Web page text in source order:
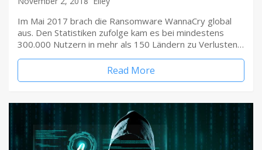
Im Mai 2017 brach die Ransomware WannaCry global
aus. Den Statistiken zufolge kam es bei mindestens
300.000 Nutzern in mehr als 150 Ländern zu Verlusten…
Read More